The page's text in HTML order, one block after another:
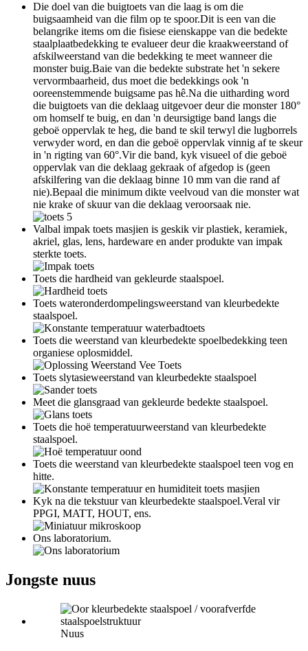
Die doel van die buigtoets van die laag is om die
buigsaamheid van die film op te spoor.Dit is een van die
belangrike items om die fisiese eienskappe van die bedekte
staalplaatbedekking te evalueer deur die kraakweerstand of
afskilweerstand van die bedekking te meet wanneer die
monster buig.Baie van die bedekte substrate het 'n sekere
vervormbaarheid, dus moet die bedekkings ook 'n
ooreenstemmende buigsame pas hê.Na die uitharding word
die buigtoets van die deklaag uitgevoer deur die monster 180°
om homself te buig, en dan 'n deursigtige band langs die
geboë oppervlak te heg, die band te skil terwyl die lugborrels
verwyder word, en dan die geboë oppervlak vinnig af te skeur
in 'n rigting van 60°.Vir die band, kyk visueel of die geboë
oppervlak van die deklaag gekraak of afgedop is (geen
afskilfering van die deklaag binne 10 mm van die rand af
nie).Bepaal die minimum dikte veelvoud van die monster wat
nie krake of skuur van die deklaag veroorsaak nie.
Valbal impak toets masjien is geskik vir plastiek, keramiek,
akriel, glas, lens, hardeware en ander produkte van impak
sterkte toets.
Toets die hardheid van gekleurde staalspoel.
Toets wateronderdompelingsweerstand van kleurbedekte
staalspoel.
Toets die weerstand van kleurbedekte spoelbedekking teen
organiese oplosmiddel.
Toets slytasieweerstand van kleurbedekte staalspoel
Meet die glansgraad van gekleurde bedekte staalspoel.
Toets die hoë temperatuurweerstand van kleurbedekte
staalspoel.
Toets die weerstand van kleurbedekte staalspoel teen vog en
hitte.
Kyk na die tekstuur van kleurbedekte staalspoel.Veral vir
PPGI, MATT, HOUT, ens.
Ons laboratorium.
Jongste nuus
Nuus